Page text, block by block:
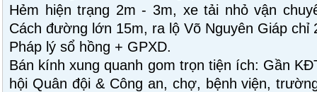
Hẻm hiện trạng 2m - 3m, xe tải nhỏ vận
Cách đường lớn 15m, ra lộ Võ Nguyên Giáp chỉ
Pháp lý sổ hồng + GPXD.
Bán kính xung quanh gom trọn tiện ích: Gần
hội Quân đội & Công an, chợ, bệnh viện,